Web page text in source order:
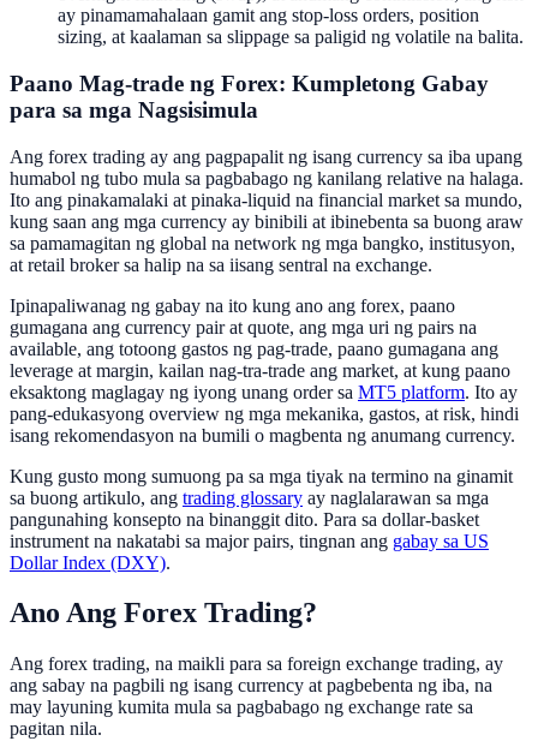
ay pinamamahalaan gamit ang stop-loss orders, position
sizing, at kaalaman sa slippage sa paligid ng volatile na balita.
Paano Mag-trade ng Forex: Kumpletong Gabay
para sa mga Nagsisimula
Ang forex trading ay ang pagpapalit ng isang currency sa iba upang
humabol ng tubo mula sa pagbabago ng kanilang relative na halaga.
Ito ang pinakamalaki at pinaka-liquid na financial market sa mundo,
kung saan ang mga currency ay binibili at ibinebenta sa buong araw
sa pamamagitan ng global na network ng mga bangko, institusyon,
at retail broker sa halip na sa iisang sentral na exchange.
Ipinapaliwanag ng gabay na ito kung ano ang forex, paano
gumagana ang currency pair at quote, ang mga uri ng pairs na
available, ang totoong gastos ng pag-trade, paano gumagana ang
leverage at margin, kailan nag-tra-trade ang market, at kung paano
eksaktong maglagay ng iyong unang order sa MT5 platform. Ito ay
pang-edukasyong overview ng mga mekanika, gastos, at risk, hindi
isang rekomendasyon na bumili o magbenta ng anumang currency.
Kung gusto mong sumuong pa sa mga tiyak na termino na ginamit
sa buong artikulo, ang trading glossary ay naglalarawan sa mga
pangunahing konsepto na binanggit dito. Para sa dollar-basket
instrument na nakatabi sa major pairs, tingnan ang gabay sa US
Dollar Index (DXY).
Ano Ang Forex Trading?
Ang forex trading, na maikli para sa foreign exchange trading, ay
ang sabay na pagbili ng isang currency at pagbebenta ng iba, na
may layuning kumita mula sa pagbabago ng exchange rate sa
pagitan nila.